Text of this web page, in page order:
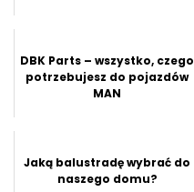
DBK Parts – wszystko, czego
potrzebujesz do pojazdów
MAN
Jaką balustradę wybrać do
naszego domu?